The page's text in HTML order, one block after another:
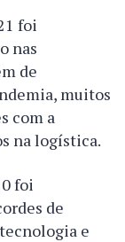
foi
nas
de
muitos
com a
na logística.
foi
de
e